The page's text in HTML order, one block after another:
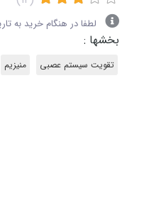
لطفا در هنگام خرید به
بخشها :
تقویت سیستم عصبی منیزیم